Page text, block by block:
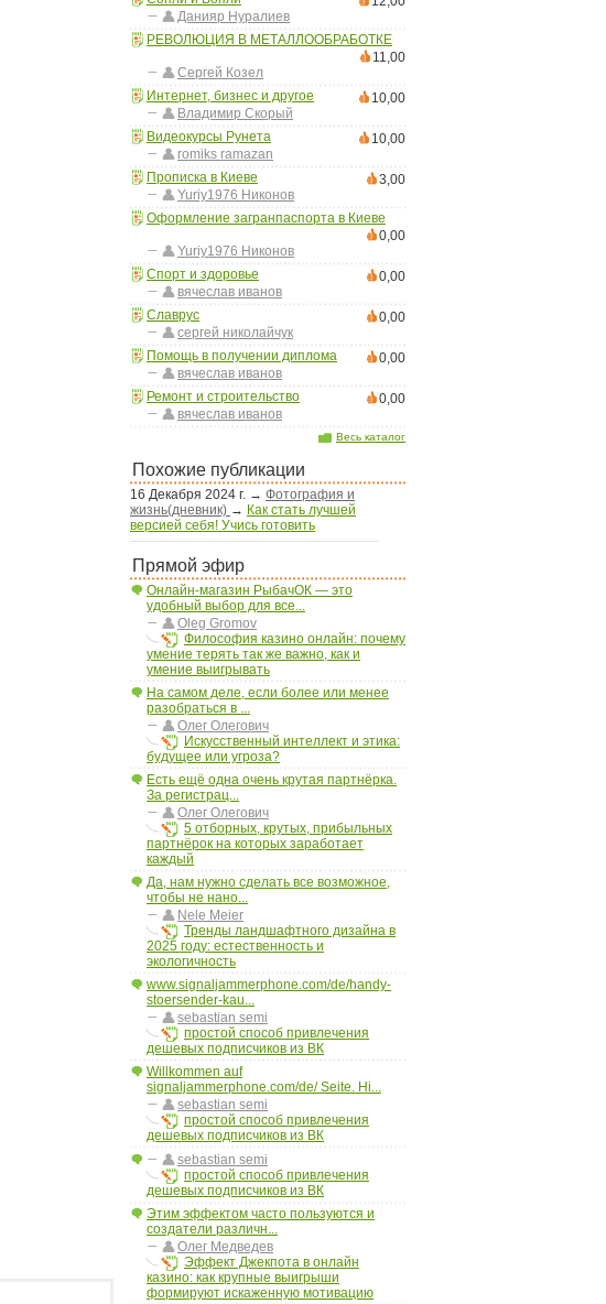
Данияр Нуралиев
РЕВОЛЮЦИЯ В МЕТАЛЛООБРАБОТКЕ
11,00
Сергей Козел
Интернет, бизнес и другое
10,00
Владимир Скорый
Видеокурсы Рунета
10,00
romiks ramazan
Прописка в Киеве
3,00
Yuriy1976 Никонов
Оформление загранпаспорта в Киеве
0,00
Yuriy1976 Никонов
Спорт и здоровье
0,00
вячеслав иванов
Славрус
0,00
сергей николайчук
Помощь в получении диплома
0,00
вячеслав иванов
Ремонт и строительство
0,00
вячеслав иванов
Весь каталог
Похожие публикации
16 Декабря 2024 г. → Фотография и
жизнь(дневник) → Как стать лучшей
версией себя! Учись готовить
Прямой эфир
Онлайн-магазин РыбачОК — это
удобный выбор для все...
Oleg Gromov
Философия казино онлайн: почему
умение терять так же важно, как и
умение выигрывать
На самом деле, если более или менее
разобраться в ...
Олег Олегович
Искусственный интеллект и этика:
будущее или угроза?
Есть ещё одна очень крутая партнёрка.
За регистрац...
Олег Олегович
5 отборных, крутых, прибыльных
партнёрок на которых заработает
каждый
Да, нам нужно сделать все возможное,
чтобы не нано...
Nele Meier
Тренды ландшафтного дизайна в
2025 году: естественность и
экологичность
www.signaljammerphone.com/de/handy-
stoersender-kau...
sebastian semi
простой способ привлечения
дешевых подписчиков из ВК
Willkommen auf
signaljammerphone.com/de/ Seite. Hi...
sebastian semi
простой способ привлечения
дешевых подписчиков из ВК
sebastian semi
простой способ привлечения
дешевых подписчиков из ВК
Этим эффектом часто пользуются и
создатели различн...
Олег Медведев
Эффект Джекпота в онлайн
казино: как крупные выигрыши
формируют искаженную мотивацию